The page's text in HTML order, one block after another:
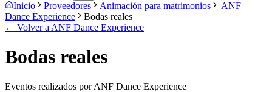
Inicio
Proveedores Animación para matrimonios
ANF
Dance Experience
Bodas reales
← Volver a ANF Dance Experience
Bodas reales
Eventos realizados porANF Dance Experience